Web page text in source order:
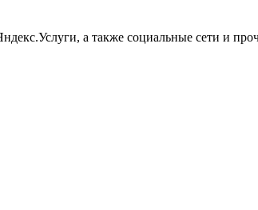
а также социальные сети и